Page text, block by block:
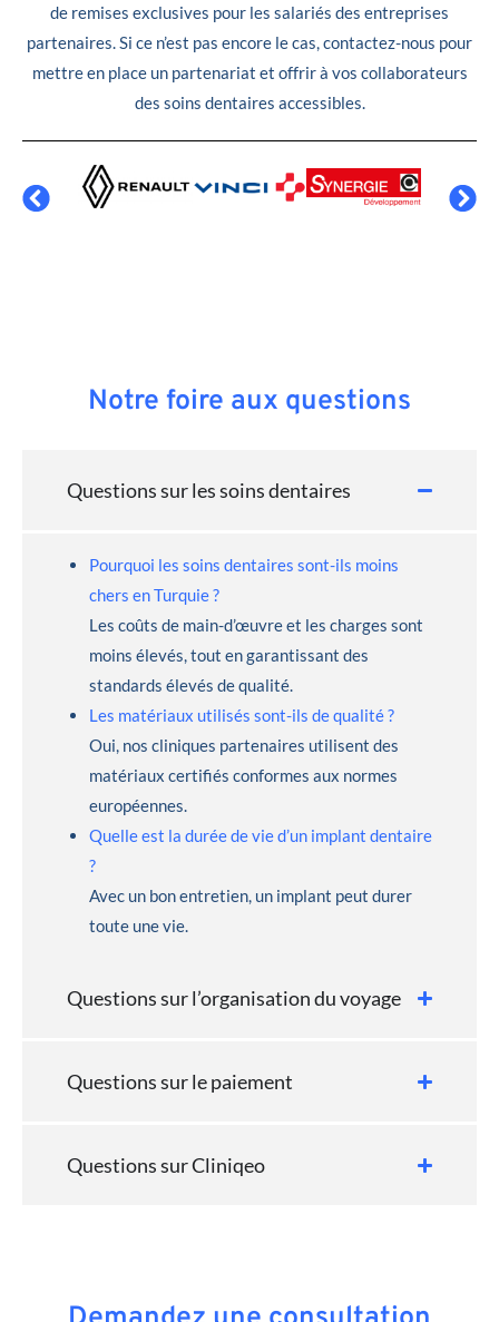
de remises exclusives pour les salariés des entreprises
partenaires. Si ce n’est pas encore le cas, contactez-nous pour
mettre en place un partenariat et offrir à vos collaborateurs
des soins dentaires accessibles.
Notre foire aux questions
Questions sur les soins dentaires
Pourquoi les soins dentaires sont-ils moins
chers en Turquie ?
Les coûts de main-d’œuvre et les charges sont
moins élevés, tout en garantissant des
standards élevés de qualité.
Les matériaux utilisés sont-ils de qualité ?
Oui, nos cliniques partenaires utilisent des
matériaux certifiés conformes aux normes
européennes.
Quelle est la durée de vie d’un implant dentaire
?
Avec un bon entretien, un implant peut durer
toute une vie.
Questions sur l’organisation du voyage
Questions sur le paiement
Questions sur Cliniqeo